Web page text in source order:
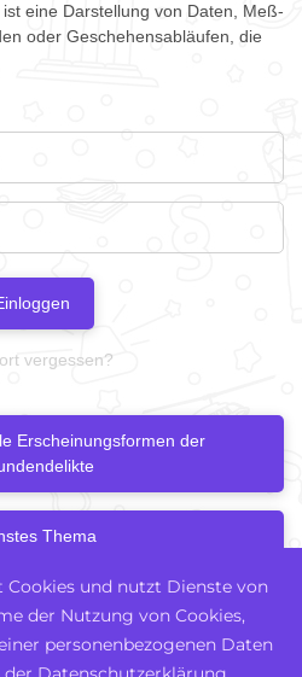
eine Darstellung von Daten, Meß-
oder Geschehensabläufen, die
vergessen?
Erscheinungsformen der
Thema
Cookies und nutzt Dienste von
der Nutzung von Cookies,
personenbezogenen Daten